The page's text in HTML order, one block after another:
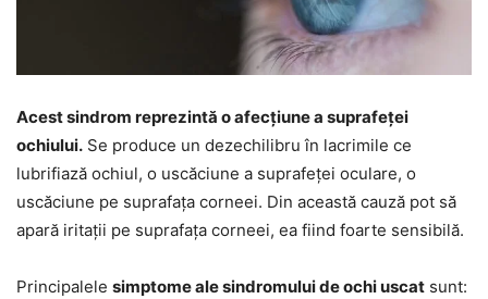
Acest sindrom reprezintă o afecțiune a suprafeței
ochiului. Se produce un dezechilibru în lacrimile ce
lubrifiază ochiul, o uscăciune a suprafeței oculare, o
uscăciune pe suprafața corneei. Din această cauză pot să
apară iritații pe suprafața corneei, ea fiind foarte sensibilă.
Principalele simptome ale sindromului de ochi uscat sunt: